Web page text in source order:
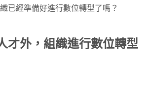
已經準備好進行數位轉型了嗎？
才外，組織進行數位轉型